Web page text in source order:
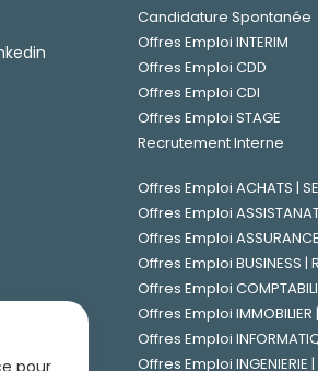
pour
Candidature Spontanée
Offres Emploi INTERIM
Offres Emploi CDD
Offres Emploi CDI
Offres Emploi STAGE
Recrutement Interne
Offres Emploi ACHATS |
Offres Emploi
Offres Emploi
Offres Emploi BUSINESS |
Offres Emploi
Offres Emploi IMMOBILIER
Offres Emploi
Offres Emploi INGENIERIE |